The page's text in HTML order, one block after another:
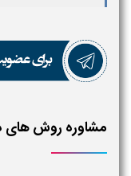
مشاوره روش های